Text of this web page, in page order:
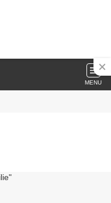
MENU